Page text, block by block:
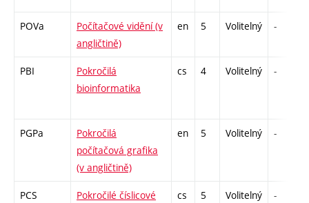
POVa
Počítačové vidění (v
angličtině)
en 5 Volitelný -
PBI
Pokročilá
bioinformatika
cs 4 Volitelný -
PGPa
Pokročilá
počítačová grafika
(v angličtině)
en 5 Volitelný -
PCS
Pokročilé číslicové
cs 5 Volitelný -